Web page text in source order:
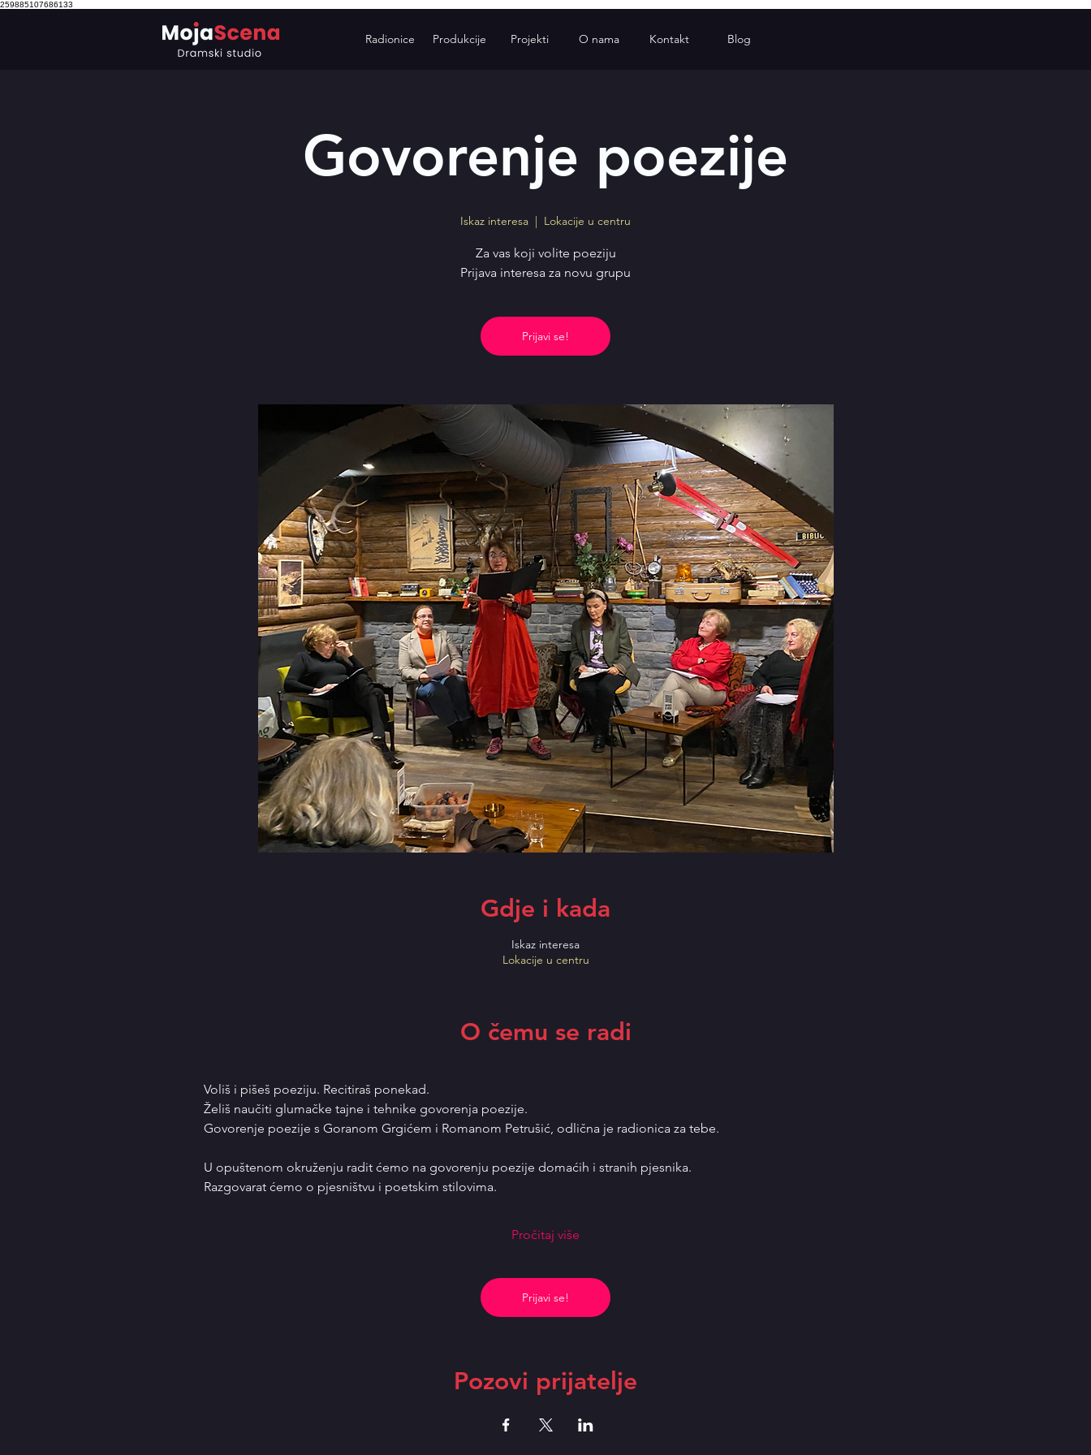
259885107686133
Radionice Produkcije Projekti O nama Kontakt Blog
Govorenje poezije
Iskaz interesa
  |
Lokacije u centru
Za vas koji volite poeziju
Prijava interesa za novu grupu
Prijavi se!
Gdje i kada
Iskaz interesa
Lokacije u centru
O čemu se radi
Voliš i pišeš poeziju. Recitiraš ponekad.
Želiš naučiti glumačke tajne i tehnike govorenja poezije.
Govorenje poezije s Goranom Grgićem i Romanom Petrušić, odlična je radionica za tebe.
U opuštenom okruženju radit ćemo na govorenju poezije domaćih i stranih pjesnika.
Razgovarat ćemo o pjesništvu i poetskim stilovima.
Pročitaj više
Prijavi se!
Pozovi prijatelje